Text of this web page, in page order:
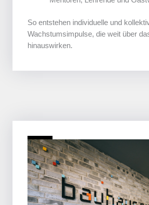
So entstehen individuelle und
Wachstumsimpulse, die weit über
hinauswirken.